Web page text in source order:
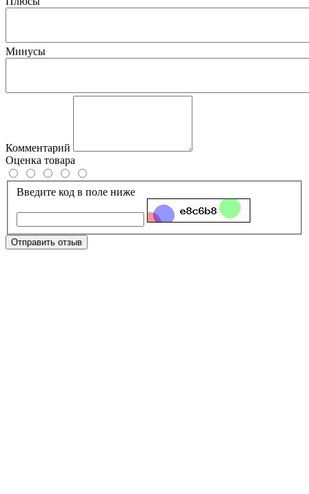
Минусы
Комментарий
Оценка товара
Введите код в поле ниже
Отправить отзыв